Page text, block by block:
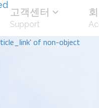
of non-object
고객센터
Support